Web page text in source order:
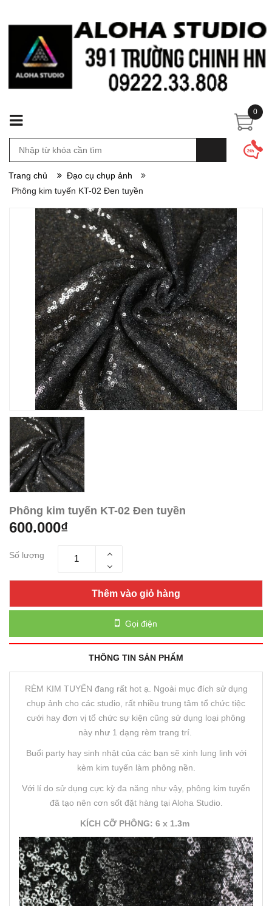
0
Trang chủ
Đạo cụ chụp ảnh
Phông kim tuyến KT-02 Đen tuyền
Phông kim tuyến KT-02 Đen tuyền
600.000₫
Số lượng
Thêm vào giỏ hàng
Gọi điện
THÔNG TIN SẢN PHẨM
RÈM KIM TUYẾN đang rất hot ạ. Ngoài mục đích sử dụng
chụp ảnh cho các studio, rất nhiều trung tâm tổ chức tiệc
cưới hay đơn vị tổ chức sự kiện cũng sử dụng loại phông
này như 1 dạng rèm trang trí.
Buổi party hay sinh nhật của các bạn sẽ xinh lung linh với
kèm kim tuyến làm phông nền.
Với lí do sử dụng cực kỳ đa năng như vậy, phông kim tuyến
đã tạo nên cơn sốt đặt hàng tại Aloha Studio.
KÍCH CỠ PHÔNG: 6 x 1.3m